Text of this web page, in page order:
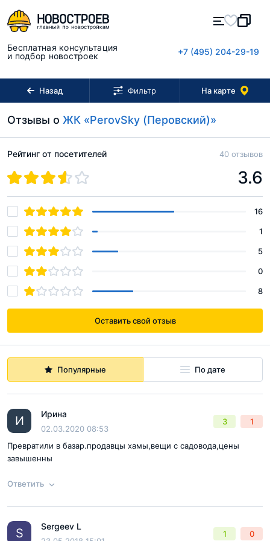
Бесплатная консультация
и подбор новостроек
+7 (495) 204-29-19
Назад Фильтр На карте
Отзывы о ЖК «PerovSky (Перовский)»
Оставить свой отзыв
Популярные По дате
И Ирина
02.03.2020 08:53
3 1
Превратили в базар.продавцы хамы,вещи с садовода,цены
завышенны
Ответить
Ответ на отзыв
S Sergeev L
1 0
Рейтинг от посетителей 40 отзывов
3.6
16
1
5
0
8